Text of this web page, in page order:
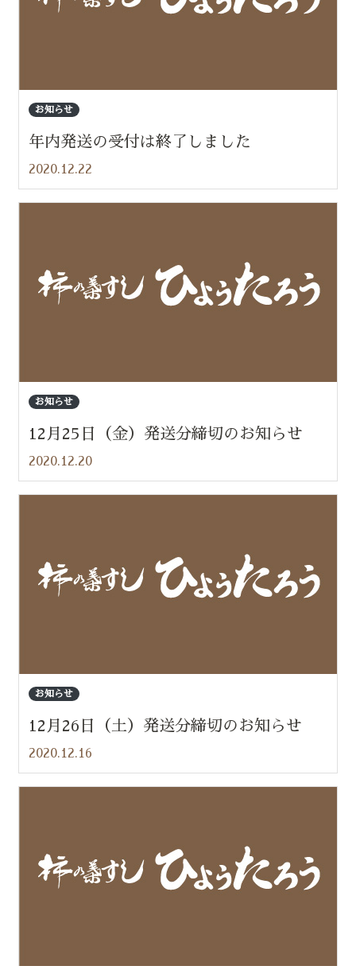
お知らせ
年内発送の受付は終了しました
2020.12.22
お知らせ
12月25日（金）発送分締切のお知らせ
2020.12.20
お知らせ
12月26日（土）発送分締切のお知らせ
2020.12.16